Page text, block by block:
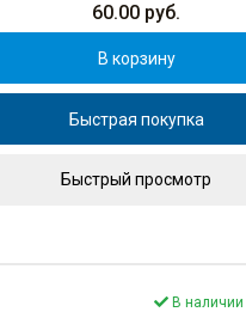
60.00 руб.
В корзину
Быстрая покупка
Быстрый просмотр
В наличии